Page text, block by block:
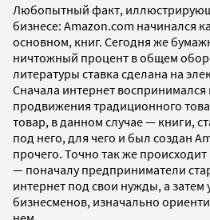
Любопытный факт,
бизнесе: Amazon.com начинался
основном, книг. Сегодня же
ничтожный процент в общем
литературы ставка сделана на
Сначала интернет воспринимался
продвижения традиционного
товар, в данном случае — книги,
под него, для чего и был создан
прочего. Точно так же
— поначалу предприниматели
интернет под свои нужды, а
бизнесменов, изначально